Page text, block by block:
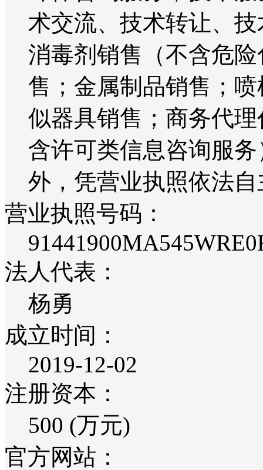
术交流、技术转让、
消毒剂销售（不含危
售；金属制品销售；
似器具销售；商务代
含许可类信息咨询服
外，凭营业执照依法
营业执照号码：
法人代表：
杨勇
成立时间：
2019-12-02
注册资本：
500 (万元)
官方网站：